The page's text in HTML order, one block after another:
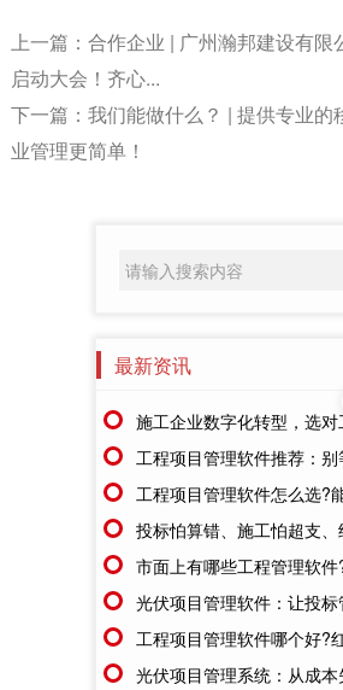
上一篇： 合作企业 | 广州瀚邦建设有限
启动大会！齐心...
下一篇： 我们能做什么？ | 提供专业的
业管理更简单！
最新资讯
施工企业数字化转型，选对工
工程项目管理软件推荐：别等年底才知道亏
工程项目管理软件怎么选?能同时管
投标怕算错、施工怕超支、结算怕扯皮?
市面上有哪些工程管理软件
光伏项目管理软件：让投
工程项目管理软件哪个好?红圈系统
光伏项目管理系统：从成本失控到